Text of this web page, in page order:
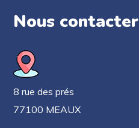
Nous contacter
8 rue des prés
77100 MEAUX